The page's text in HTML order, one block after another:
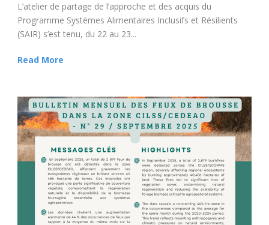
L’atelier de partage de l’approche et des acquis du
Programme Systèmes Alimentaires Inclusifs et Résilients
(SAIR) s’est tenu, du 22 au 23...
Read More